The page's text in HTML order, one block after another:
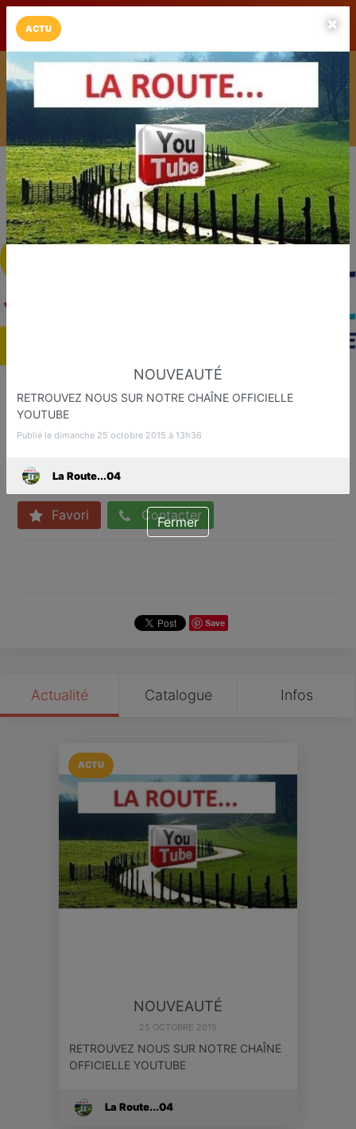
LaCarte Play Store
Installez l'App LaCarte
Téléchargez gratuitement l'app LaCarte pour suivre vos
commerces favoris et ne rien rater !
Télécharger Plus tard
La Route...04
Digne
Favori Contacter
Save
Actualité Catalogue Infos
ACTU
NOUVEAUTÉ
25 OCTOBRE 2015
RETROUVEZ NOUS SUR NOTRE CHAÎNE
OFFICIELLE YOUTUBE
La Route...04
ACTU
NOUVEAUTÉ
RETROUVEZ NOUS SUR NOTRE CHAÎNE OFFICIELLE
YOUTUBE
Publié le dimanche 25 octobre 2015 à 13h36
La Route...04
Fermer